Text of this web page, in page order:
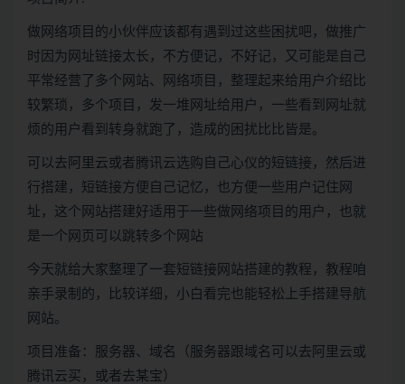
做网络项目的小伙伴应该都有遇到过这些困扰吧，做推广
时因为网址链接太长，不方便记，不好记，又可能是自己
平常经营了多个网站、网络项目，整理起来给用户介绍比
较繁琐，多个项目，发一堆网址给用户，一些看到网址就
烦的用户看到转身就跑了，造成的困扰比比皆是。
可以去阿里云或者腾讯云选购自己心仪的短链接，然后进
行搭建，短链接方便自己记忆，也方便一些用户记住网
址，这个网站搭建好适用于一些做网络项目的用户，也就
是一个网页可以跳转多个网站
今天就给大家整理了一套短链接网站搭建的教程，教程咱
亲手录制的，比较详细，小白看完也能轻松上手搭建导航
网站。
项目准备：服务器、域名（服务器跟域名可以去阿里云或
腾讯云买，或者去某宝）